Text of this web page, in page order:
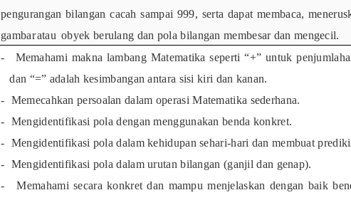
pengurangan bilangan cacah sampai 999, serta dapat membaca,
gambaratau obyek berulang dan pola bilangan membesar dan mengecil.
-
Memahami makna lambang Matematika seperti “+” untuk
dan “=” adalah kesimbangan antara sisi kiri dan kanan.
- Memecahkan persoalan dalam operasi Matematika sederhana.
- Mengidentifikasi pola dengan menggunakan benda konkret.
- Mengidentifikasi pola dalam kehidupan sehari-hari dan membuat
- Mengidentifikasi pola dalam urutan bilangan (ganjil dan genap).
-
Memahami secara konkret dan mampu menjelaskan dengan baik